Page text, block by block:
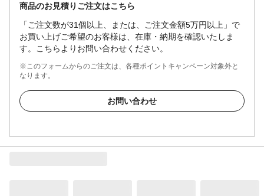
商品のお見積りご注文はこちら
「ご注文数が31個以上、または、ご注文金額5万円以上」で
お買い上げご希望のお客様は、在庫・納期を確認いたしま
す。こちらよりお問い合わせください。
※このフォームからのご注文は、各種ポイントキャンペーン対象外と
なります。
お問い合わせ